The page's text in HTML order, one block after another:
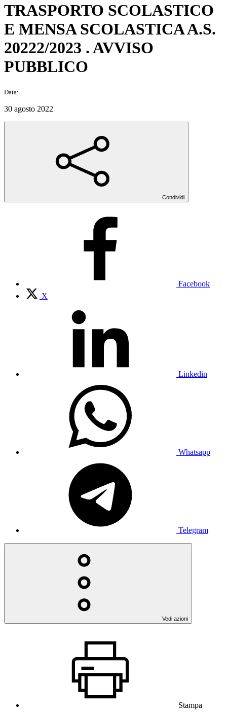
TRASPORTO SCOLASTICO
E MENSA SCOLASTICA A.S.
20222/2023 . AVVISO
PUBBLICO
Data:
30 agosto 2022
Condividi
Facebook
X
Linkedin
Whatsapp
Telegram
Vedi azioni
Stampa